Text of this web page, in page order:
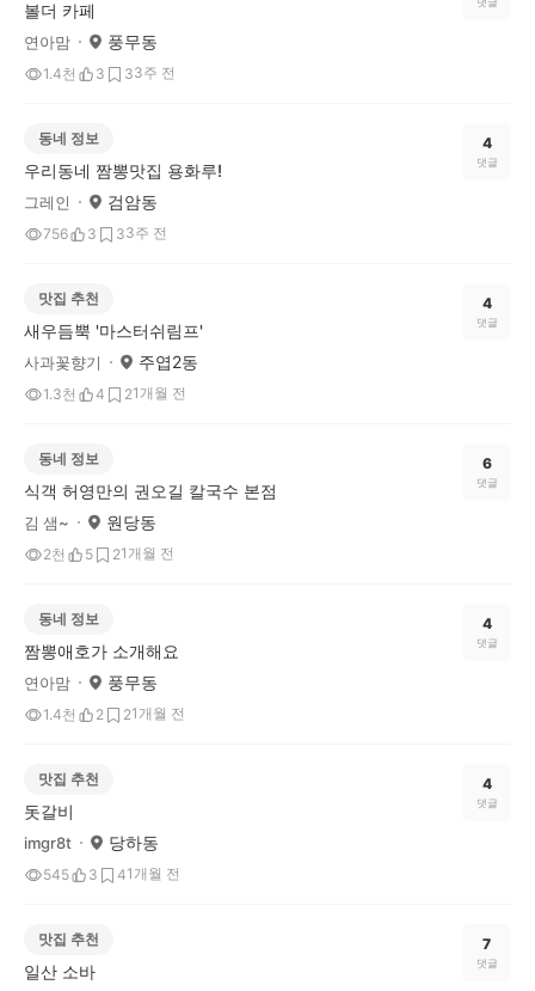
볼더 카페
연아맘 풍무동
1.4천 3 33주 전
동네 정보
우리동네 짬뽕맛집 용화루!
그레인 검암동
756 3 33주 전
4
댓글
맛집 추천
새우듬뿍 '마스터쉬림프'
사과꽃향기 주엽2동
1.3천 4 21개월 전
4
댓글
동네 정보
식객 허영만의 권오길 칼국수 본점
김 샘~ 원당동
2천 5 21개월 전
6
댓글
동네 정보
짬뽕애호가 소개해요
연아맘 풍무동
1.4천 2 21개월 전
4
댓글
맛집 추천
돗갈비
imgr8t 당하동
545 3 41개월 전
4
댓글
맛집 추천
일산 소바
7
댓글